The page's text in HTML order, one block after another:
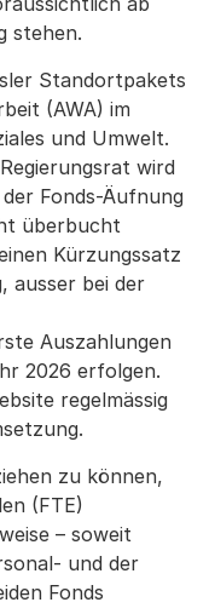
stehen.
Standortpakets
(AWA) im
und Umwelt.
wird
Fonds-Äufnung
überbucht
Kürzungssatz
ausser bei der
Auszahlungen
2026 erfolgen.
regelmässig
zu können,
(FTE)
– soweit
und der
Fonds